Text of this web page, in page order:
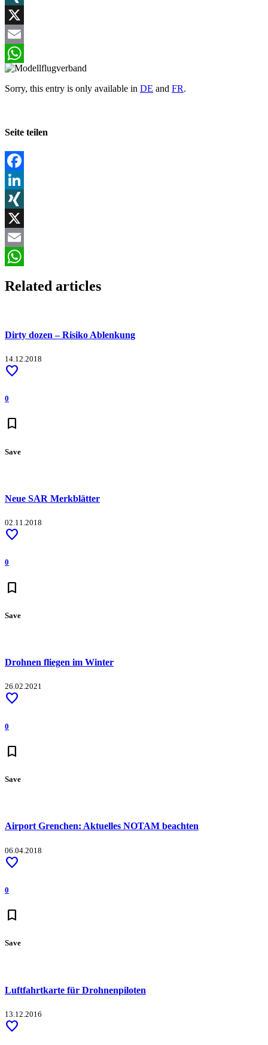
XING
X
Email
WhatsApp
Sorry, this entry is only available in DE and FR.
Seite teilen
Facebook
LinkedIn
XING
X
Email
Related articles
Dirty dozen – Risiko Ablenkung
14.12.2018
favorite
0
bookmark
Save
Neue SAR Merkblätter
02.11.2018
favorite
0
bookmark
Save
Drohnen fliegen im Winter
26.02.2021
favorite
0
bookmark
Save
Airport Grenchen: Aktuelles NOTAM beachten
06.04.2018
favorite
0
bookmark
Save
Luftfahrtkarte für Drohnenpiloten
13.12.2016
favorite